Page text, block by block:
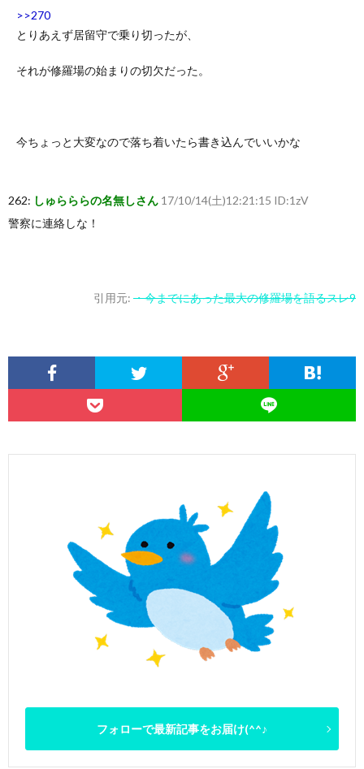
>>270
とりあえず居留守で乗り切ったが、
それが修羅場の始まりの切欠だった。
今ちょっと大変なので落ち着いたら書き込んでいいかな
262: しゅらららの名無しさん 17/10/14(土)12:21:15 ID:1zV
警察に連絡しな！
引用元: ・今までにあった最大の修羅場を語るスレ9
フォローで最新記事をお届け(^^♪